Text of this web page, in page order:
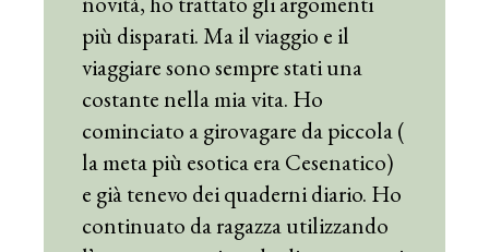
più disparati. Ma il viaggio e il
viaggiare sono sempre stati una
costante nella mia vita. Ho
cominciato a girovagare da piccola (
la meta più esotica era Cesenatico)
e già tenevo dei quaderni diario. Ho
continuato da ragazza utilizzando